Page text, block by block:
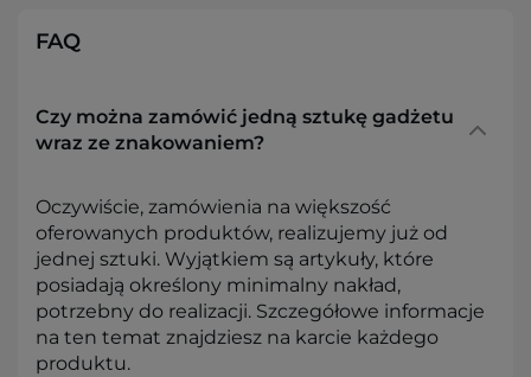
FAQ
Czy można zamówić jedną sztukę gadżetu
wraz ze znakowaniem?
Oczywiście, zamówienia na większość
oferowanych produktów, realizujemy już od
jednej sztuki. Wyjątkiem są artykuły, które
posiadają określony minimalny nakład,
potrzebny do realizacji. Szczegółowe informacje
na ten temat znajdziesz na karcie każdego
produktu.